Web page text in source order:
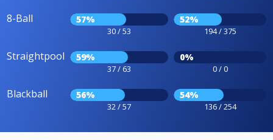
8-Ball 57%
30 / 53
52%
194 / 375
Straightpool 59%
37 / 63
0%
0 / 0
Blackball 56%
32 / 57
54%
136 / 254